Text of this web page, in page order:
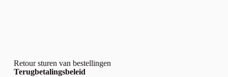
Retour sturen van bestellingen
Terugbetalingsbeleid